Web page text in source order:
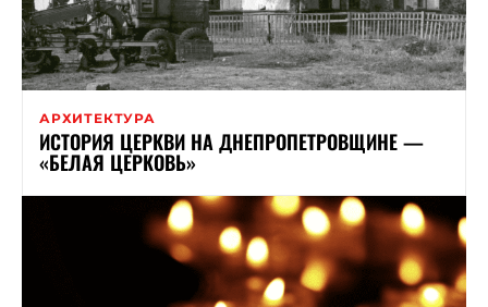
АРХИТЕКТУРА
ИСТОРИЯ ЦЕРКВИ НА ДНЕПРОПЕТРОВЩИНЕ —
«БЕЛАЯ ЦЕРКОВЬ»